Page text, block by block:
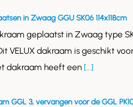
in Zwaag GGU SK06 114x118cm
geplaatst in Zwaag type
VELUX dakraam is geschikt
dakraam heeft een [...]
GGL 3, vervangen voor de GGL